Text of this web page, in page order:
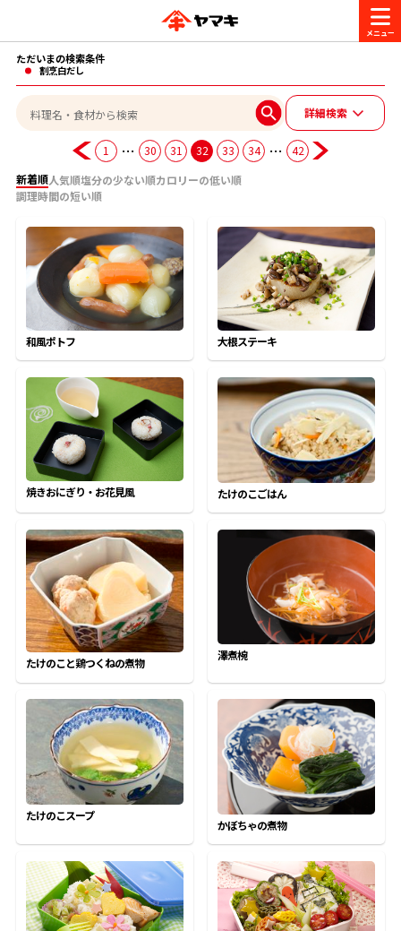
商品情報
ブランド一覧
ヤマキ『めんつゆ』 ヤマキ 割烹白だし
旨さ、別格。だし屋の鍋 韓福善シリーズ
サッと鍋® 楽チン鍋®
楽チン屋® ストレートつゆ
レシピ
おいしいレシピを探す
おいしいレシピトップ
主食レシピ
主菜レシピ
汁物レシピ
時短レシピ
おいしいレシピを商品から探す
かつお節レシピ
めんつゆレシピ
割烹白だしレシピ
レシピ特設サイト
だし巻き卵特集
かつお節・だしを楽しむ
かつお節・だしを知る
だしの取り方
かつお節の削り方
かつお節・だしをもっと知る
ヤマキ かつお節プラス®
かつお節・だしを楽しむ
だしコミュ
CM・キャンペーン
キャンペーン一覧
企業・採用情報
企業情報
- 百年対話
- ヤマキ かつお節プラス®
採用情報
- ジョブリターン制
お問い合わせ
ヤマキお客様相談室
オンラインショップ
コミュニティサイト
Global
ただいまの検索条件
割烹白だし
詳細検索
1 … 30 31 32 33 34 …
42
新着順人気順塩分の少ない順カロリーの低い順
調理時間の短い順
和風ポトフ 大根ステーキ
焼きおにぎり・お花見風 たけのこごはん
たけのこと鶏つくねの煮物 澤煮椀
たけのこスープ
かぼちゃの煮物